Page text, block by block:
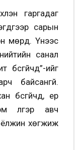
гаргадаг
сарын
Үүнээс
санал
ийг
байсангүй.
ер
үлгэр авч
хөгжиж